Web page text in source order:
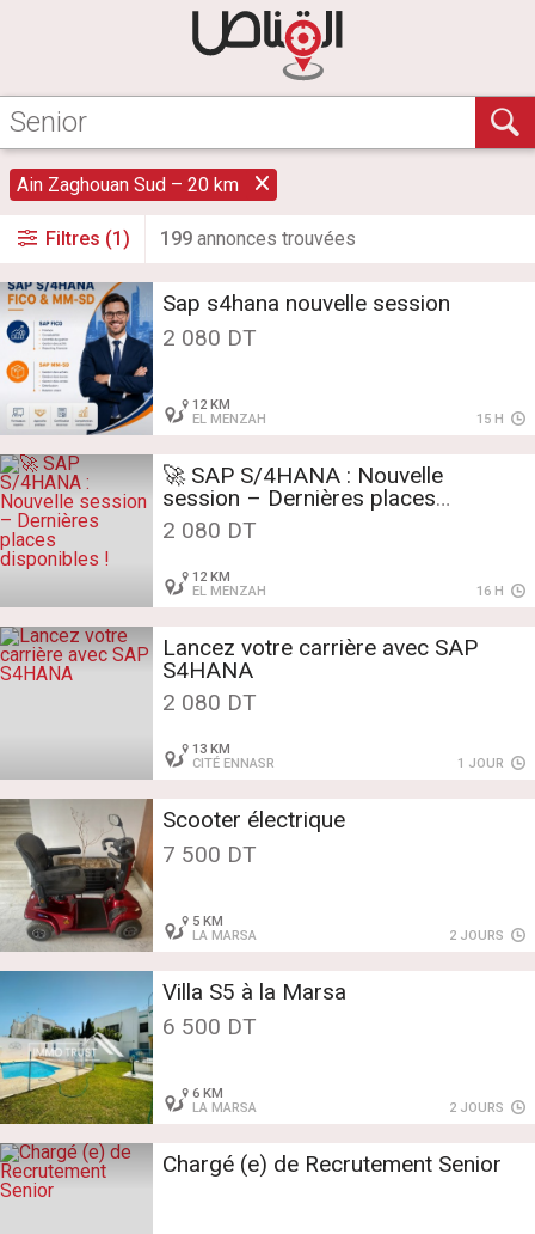
Ain Zaghouan Sud – 20 km
Filtres (1) 199 annonces trouvées
Sap s4hana nouvelle session
2 080 DT
12 KM
EL MENZAH
15 H
🚀 SAP S/4HANA : Nouvelle
session – Dernières places
disponibles !
2 080 DT
12 KM
EL MENZAH
16 H
Lancez votre carrière avec SAP
S4HANA
2 080 DT
13 KM
CITÉ ENNASR
1 JOUR
Scooter électrique
7 500 DT
5 KM
LA MARSA
2 JOURS
Villa S5 à la Marsa
6 500 DT
6 KM
LA MARSA
2 JOURS
Chargé (e) de Recrutement Senior